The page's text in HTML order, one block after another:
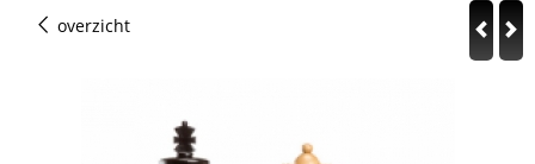
overzicht